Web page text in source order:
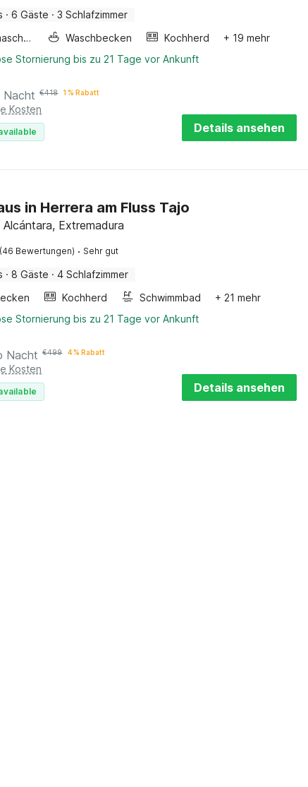
· 6 Gäste · 3 Schlafzimmer
Waschmaschine
Waschbecken Kochherd
+ 19 mehr
Stornierung bis zu 21 Tage vor Ankunft
Nacht €418 1 % Rabatt
Kosten
Details ansehen
in Herrera am Fluss Tajo
Extremadura
(46 Bewertungen) · Sehr gut
· 8 Gäste · 4 Schlafzimmer
Kochherd Schwimmbad
+ 21 mehr
Stornierung bis zu 21 Tage vor Ankunft
Nacht €499 4 % Rabatt
Kosten
Details ansehen